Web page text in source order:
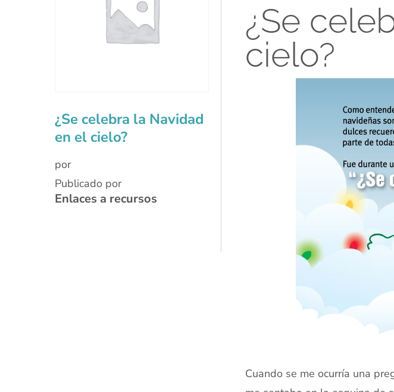
¿Se celebra la Navidad
en el cielo?
por
Publicado por
Enlaces a recursos
¿Se
cielo?
Cuando se me ocurría una